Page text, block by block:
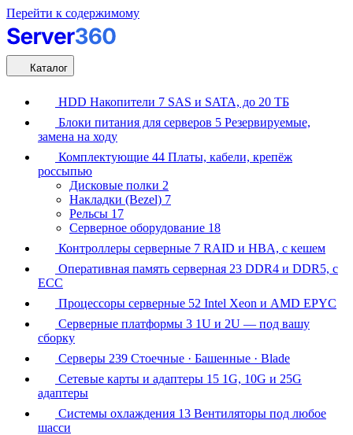
Перейти к содержимому
Каталог
HDD Накопители 7 SAS и SATA, до 20 ТБ
Блоки питания для серверов 5 Резервируемые,
замена на ходу
Комплектующие 44 Платы, кабели, крепёж
россыпью
Дисковые полки 2
Накладки (Bezel) 7
Рельсы 17
Серверное оборудование 18
Контроллеры серверные 7 RAID и HBA, с кешем
Оперативная память серверная 23 DDR4 и DDR5, с
ECC
Процессоры серверные 52 Intel Xeon и AMD EPYC
Серверные платформы 3 1U и 2U — под вашу
сборку
Серверы 239 Стоечные · Башенные · Blade
Сетевые карты и адаптеры 15 1G, 10G и 25G
адаптеры
Системы охлаждения 13 Вентиляторы под любое
шасси